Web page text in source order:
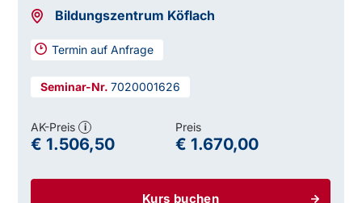
Bildungszentrum Köflach
Termin auf Anfrage
7020001626
Kurs buchen
AK-Preis i
€ 1.506,50
Preis
€ 1.670,00